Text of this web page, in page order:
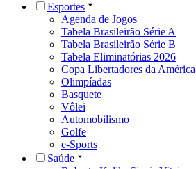
Esportes
Agenda de Jogos
Tabela Brasileirão Série A
Tabela Brasileirão Série B
Tabela Eliminatórias 2026
Copa Libertadores da América
Olimpíadas
Basquete
Vôlei
Automobilismo
Golfe
e-Sports
Saúde